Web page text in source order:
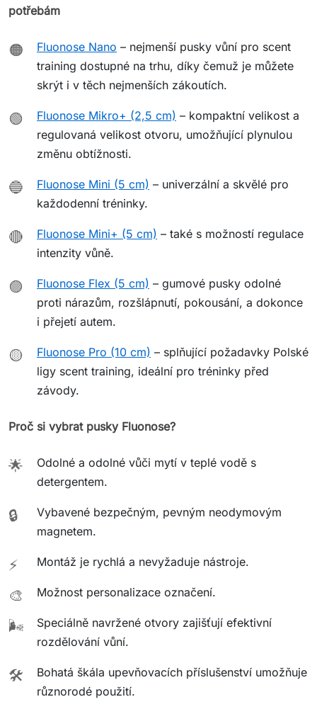
potřebám
🟠 Fluonose Nano – nejmenší pusky vůní pro scent
training dostupné na trhu, díky čemuž je můžete
skrýt i v těch nejmenších zákoutích.
🟢 Fluonose Mikro+ (2,5 cm) – kompaktní velikost a
regulovaná velikost otvoru, umožňující plynulou
změnu obtížnosti.
🔵 Fluonose Mini (5 cm) – univerzální a skvělé pro
každodenní tréninky.
🔴 Fluonose Mini+ (5 cm) – také s možností regulace
intenzity vůně.
🟣 Fluonose Flex (5 cm) – gumové pusky odolné
proti nárazům, rozšlápnutí, pokousání, a dokonce
i přejetí autem.
🟡 Fluonose Pro (10 cm) – splňující požadavky Polské
ligy scent training, ideální pro tréninky před
závody.
Proč si vybrat pusky Fluonose?
🌟
Odolné a odolné vůči mytí v teplé vodě s
detergentem.
🔒
Vybavené bezpečným, pevným neodymovým
magnetem.
⚡ Montáž je rychlá a nevyžaduje nástroje.
🎨 Možnost personalizace označení.
🌬️
Speciálně navržené otvory zajišťují efektivní
rozdělování vůní.
🛠️
Bohatá škála upevňovacích příslušenství umožňuje
různorodé použití.